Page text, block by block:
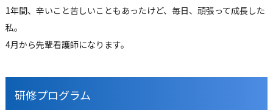
1年間、辛いこと苦しいこともあったけど、毎日、頑張って成長した
私。
4月から先輩看護師になります。
研修プログラム